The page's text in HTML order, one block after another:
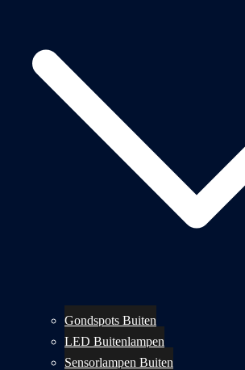
Gondspots Buiten
LED Buitenlampen
Sensorlampen Buiten